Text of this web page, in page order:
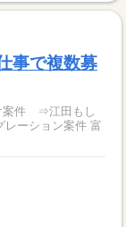
事で複数募
レーション案件 富